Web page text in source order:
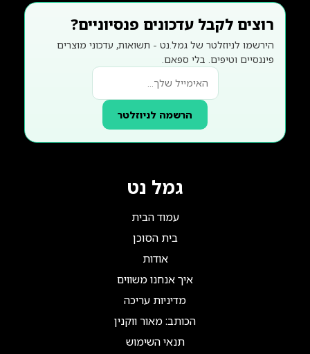
רוצים לקבל עדכונים פנסיוניים?
הירשמו לניוזלטר של גמל.נט - תשואות, עדכוני מוצרים
פיננסיים וטיפים. בלי ספאם.
הרשמה לניוזלטר
גמל נט
עמוד הבית
בית הסוכן
אודות
איך אנחנו משווים
מדיניות עריכה
הכותב: מאור ווקנין
תנאי השימוש